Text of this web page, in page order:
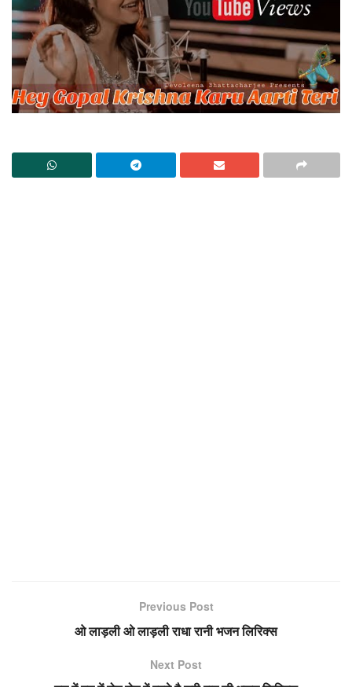
Previous Post
ओ लाड़ली ओ लाड़ली राधा रानी भजन लिरिक्स
Next Post